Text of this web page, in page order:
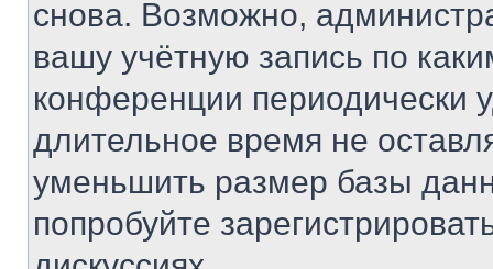
снова. Возможно,
вашу учётную запись по
конференции периодически
длительное время не
уменьшить размер базы
попробуйте